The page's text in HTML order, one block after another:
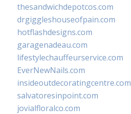
thesandwichdepotcos.com
drgiggleshouseofpain.com
hotflashdesigns.com
garagenadeau.com
lifestylechauffeurservice.com
EverNewNails.com
insideoutdecoratingcentre.com
salvatoresinpoint.com
jovialfloralco.com